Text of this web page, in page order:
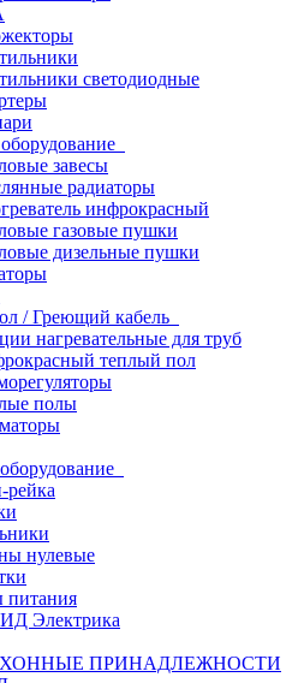
светодиодные
завесы
радиаторы
инфрокрасный
газовые пушки
дизельные пушки
/ Греющий кабель
нагревательные для труб
теплый пол
полы
рейка
нулевые
питания
Электрика
ПРИНАДЛЕЖНОСТИ